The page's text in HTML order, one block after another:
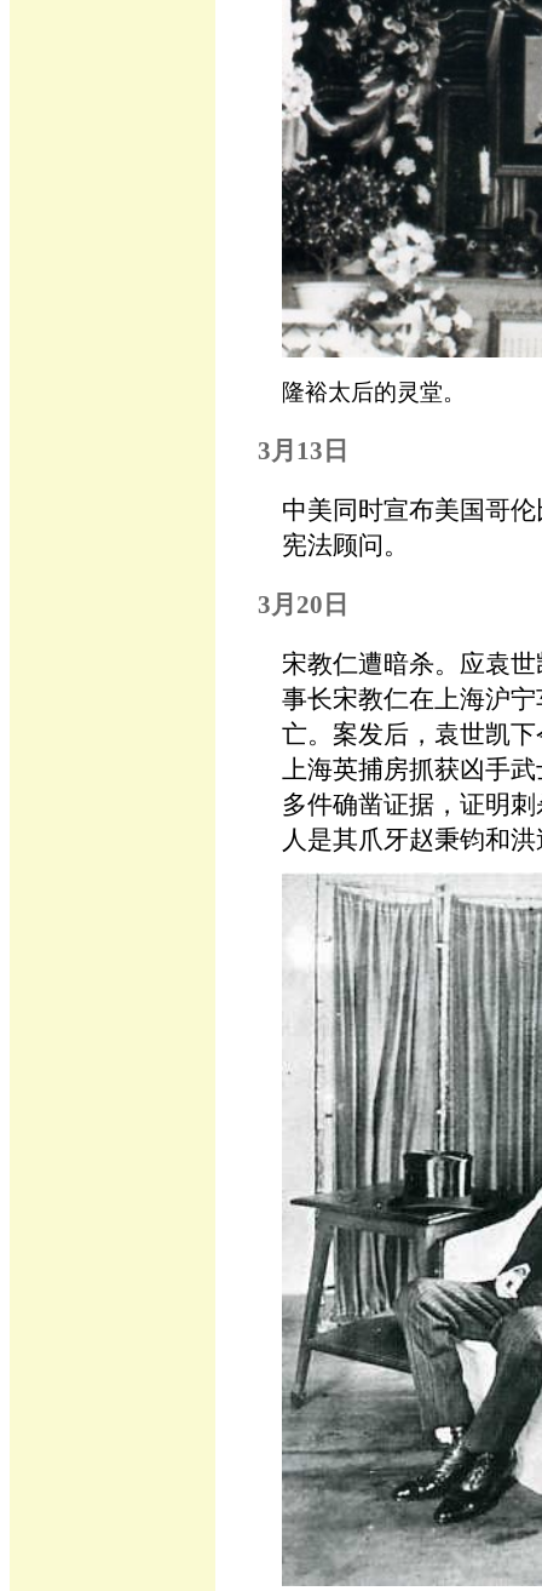
隆裕太后的灵堂。
3月13日
中美同时宣布美国哥
宪法顾问。
3月20日
宋教仁遭暗杀。应袁
事长宋教仁在上海沪
亡。案发后，袁世凯下
上海英捕房抓获凶手
多件确凿证据，证明
人是其爪牙赵秉钧和